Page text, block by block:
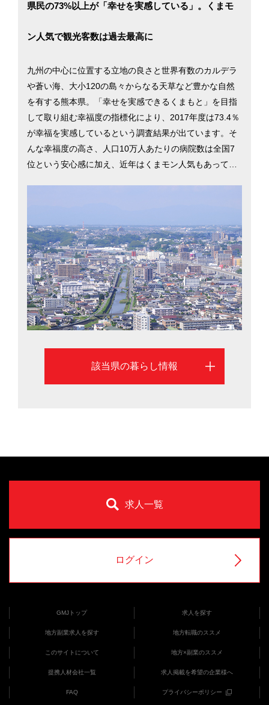
県民の73%以上が「幸せを実感している」。くまモ
ン人気で観光客数は過去最高に
九州の中心に位置する立地の良さと世界有数のカルデラ
や蒼い海、大小120の島々からなる天草など豊かな自然
を有する熊本県。「幸せを実感できるくまもと」を目指
して取り組む幸福度の指標化により、2017年度は73.4％
が幸福を実感しているという調査結果が出ています。そ
んな幸福度の高さ、人口10万人あたりの病院数は全国7
位という安心感に加え、近年はくまモン人気もあってか
該当県の暮らし情報
求人一覧
ログイン
GMJトップ 求人を探す
地方副業求人を探す 地方転職のススメ
このサイトについて 地方×副業のススメ
提携人材会社一覧 求人掲載を希望の企業様へ
FAQ プライバシーポリシー